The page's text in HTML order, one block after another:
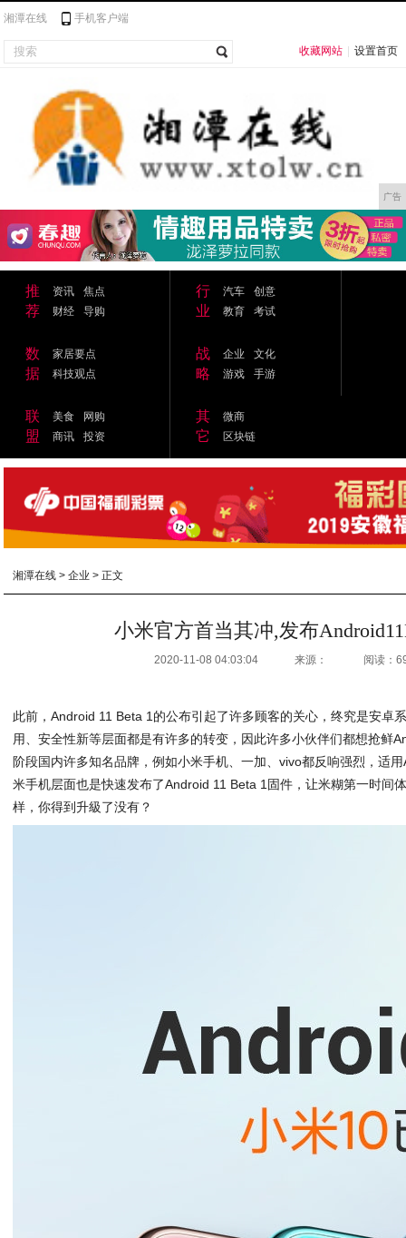
湘潭在线 手机客户端
收藏网站 设置首页
广告
推
荐
资讯
焦点
财经
导购
行
业
汽车
创意
教育
考试
数
据
家居要点
科技观点
战
略
企业
文化
游戏
手游
联
盟
美食
网购
商讯
投资
其
它
微商
区块链
湘潭在线 >企业 > 正文
小米官方首当其冲,发布
2020-11-08 04:03:04 来源： 阅读：
此前，Android 11 Beta 1的公布引起了许多顾客的关心，终究是安卓
用、安全性新等层面都是有许多的转变，因此许多小伙伴们都想抢鲜
阶段国内许多知名品牌，例如小米手机、一加、vivo都反响强烈，适
米手机层面也是快速发布了Android 11 Beta 1固件，让米糊第一时间
样，你得到升級了没有？